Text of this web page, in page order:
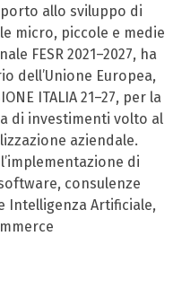
allo sviluppo di
micro, piccole e medie
FESR 2021–2027, ha
dell’Unione Europea,
ITALIA 21–27, per la
di investimenti volto al
aziendale.
di
consulenze
Intelligenza Artificiale,